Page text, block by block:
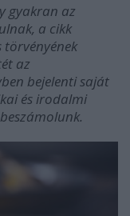
gyakran az
a cikk
törvényének
az
bejelenti saját
és irodalmi